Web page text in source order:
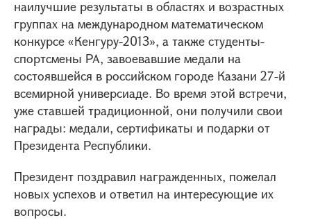
наилучшие результаты в областях и возрастных
группах на международном математическом
конкурсе «Кенгуру-2013», а также студенты-
спортсмены РА, завоевавшие медали на
состоявшейся в российском городе Казани 27-й
всемирной универсиаде. Во время этой встречи,
уже ставшей традиционной, они получили свои
награды: медали, сертификаты и подарки от
Президента Республики.
Президент поздравил награжденных, пожелал
новых успехов и ответил на интересующие их
вопросы.